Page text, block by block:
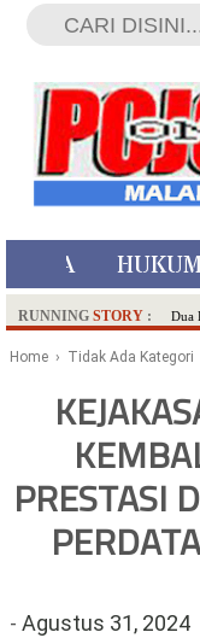
RUNNING STORY : Dua
Home › Tidak Ada Kategori
PRESTASI
- Agustus 31, 2024